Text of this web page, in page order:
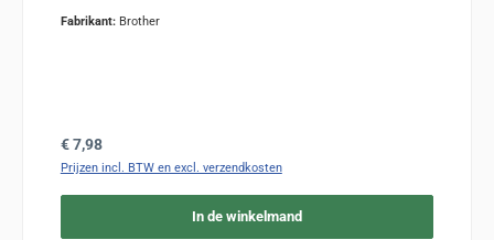
Fabrikant: Brother
Normale prijs:
€ 7,98
Prijzen incl. BTW en excl. verzendkosten
In de winkelmand